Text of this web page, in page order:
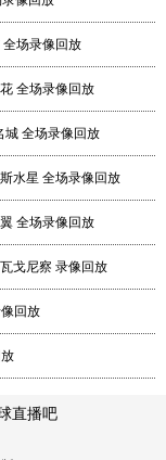
场录像回放
全场录像回放
城 全场录像回放
水星 全场录像回放
全场录像回放
戈尼察 录像回放
回放
直播吧